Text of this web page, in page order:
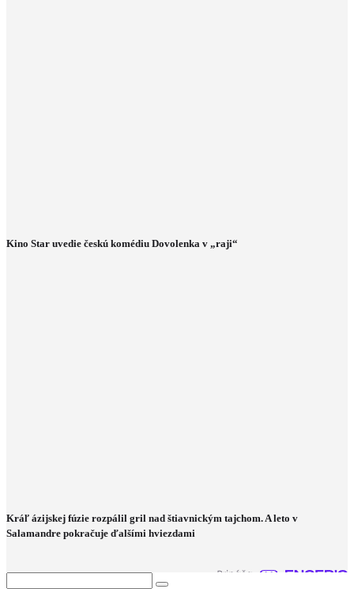
Kino Star uvedie českú komédiu Dovolenka v „raji“
Kráľ ázijskej fúzie rozpálil gril nad štiavnickým tajchom. A leto v
Salamandre pokračuje ďalšími hviezdami